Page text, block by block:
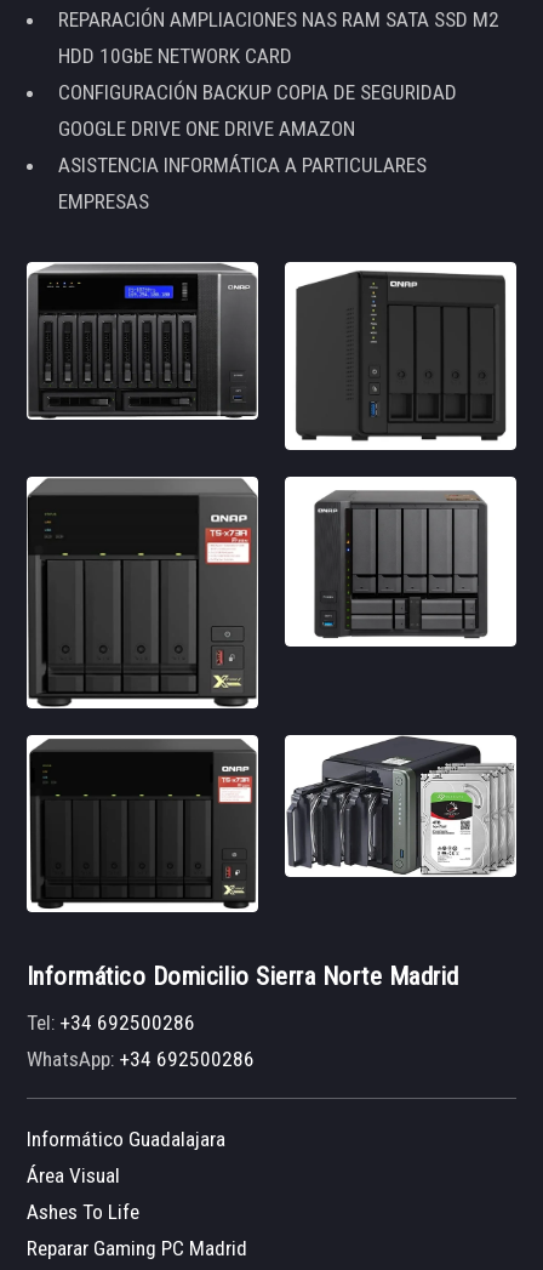
REPARACIÓN AMPLIACIONES NAS RAM SATA SSD M2
HDD 10GbE NETWORK CARD
CONFIGURACIÓN BACKUP COPIA DE SEGURIDAD
GOOGLE DRIVE ONE DRIVE AMAZON
ASISTENCIA INFORMÁTICA A PARTICULARES
EMPRESAS
Informático Domicilio Sierra Norte Madrid
Tel:+34 692500286
WhatsApp:+34 692500286
Informático Guadalajara
Área Visual
Ashes To Life
Reparar Gaming PC Madrid